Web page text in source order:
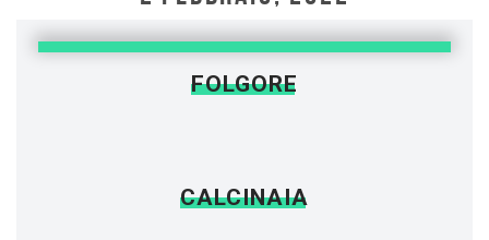
FOLGORE
CALCINAIA